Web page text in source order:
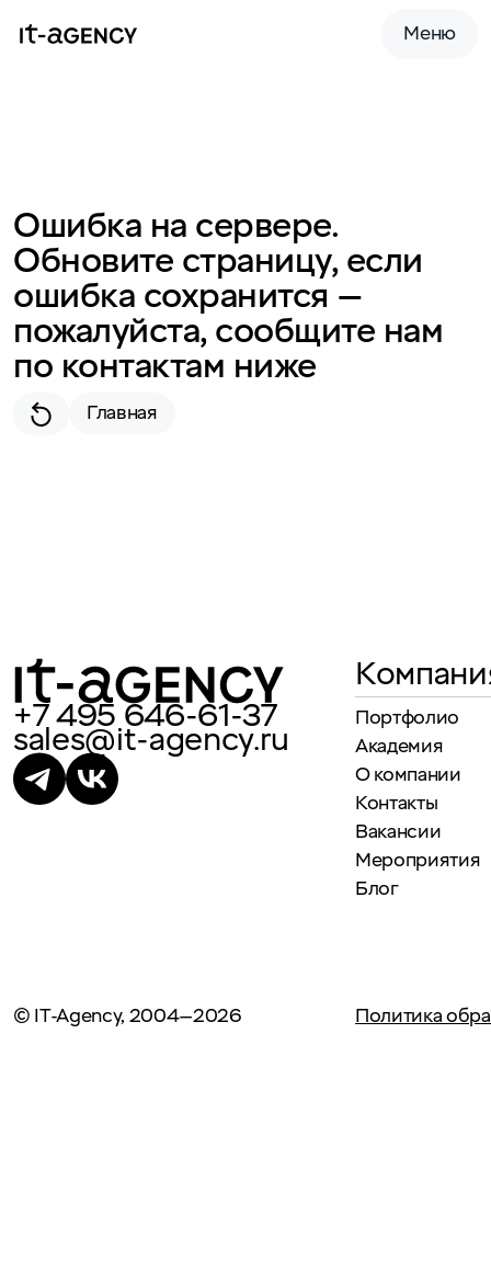
Меню
Ошибка на сервере.
Обновите страницу, если
ошибка сохранится —
пожалуйста, сообщите нам
по контактам ниже
Главная
+7 495 646-61-37
sales@it-agency.ru
Портфолио
Академия
О компании
Контакты
Вакансии
Мероприятия
Блог
© IT-Agency, 2004—2026 Политика